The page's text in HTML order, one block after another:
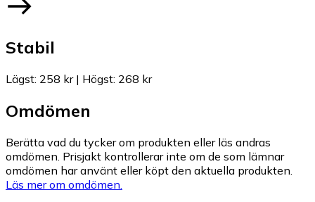
Stabil
Lägst: 258 kr| Högst: 268 kr
Omdömen
Berätta vad du tycker om produkten eller läs andras
omdömen. Prisjakt kontrollerar inte om de som lämnar
omdömen har använt eller köpt den aktuella produkten.
Läs mer om omdömen.